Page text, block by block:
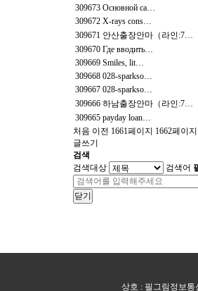
309673 Основной са…
309672 X-rays cons…
309671 안산출장안마（라인:7…
309670 Где вводить…
309669 Smiles, lit…
309668 028-sparkso…
309667 028-sparkso…
309666 하남출장안마（라인:7…
309665 payday loan…
처음 이전 1661페이지 1662페이지
글쓰기
검색
검색대상
검색어
닫기
상호 : 필그림정보